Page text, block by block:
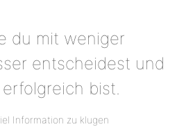
du mit weniger
entscheidest und
bist.
Information zu klugen